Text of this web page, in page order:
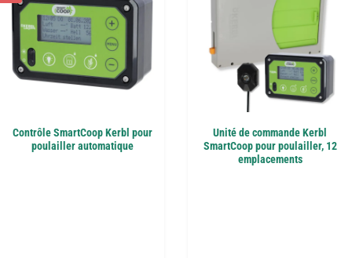
Contrôle SmartCoop Kerbl pour
poulailler automatique
Unité de commande Kerbl
SmartCoop pour poulailler, 12
emplacements